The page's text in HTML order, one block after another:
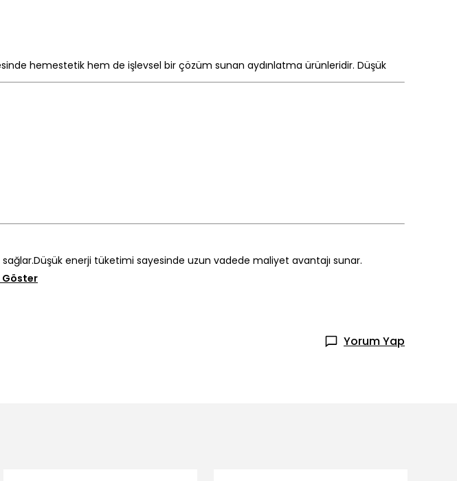
hemestetik hem de işlevsel bir çözüm sunan aydınlatma ürünleridir. Düşük
enerji tüketimi sayesinde uzun vadede maliyet avantajı sunar.
Göster
Yorum Yap